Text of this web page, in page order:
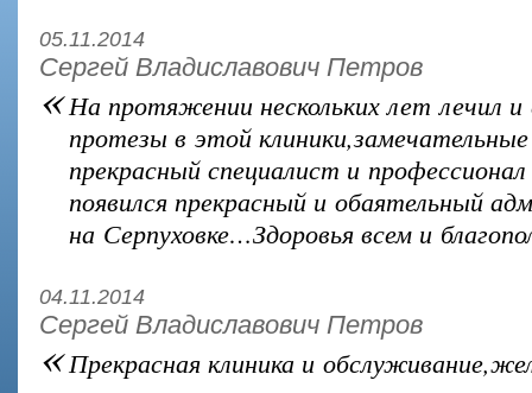
05.11.2014
Сергей Владиславович Петров
«На протяжении нескольких лет лечил и
протезы в этой
прекрасный специалист и
появился прекрасный и обаятельный
на Серпуховке…Здоровья всем и
04.11.2014
Сергей Владиславович Петров
«Прекрасная клиника и